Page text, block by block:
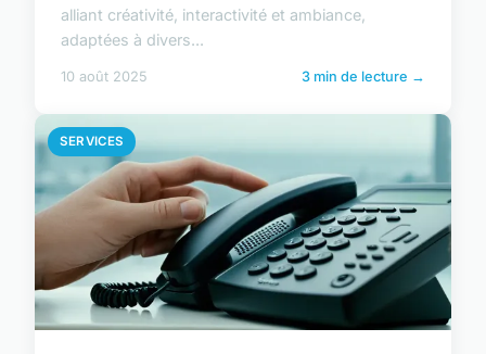
alliant créativité, interactivité et ambiance,
adaptées à divers...
10 août 2025 3 min de lecture →
SERVICES